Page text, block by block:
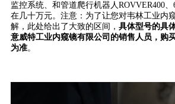
监控系统、和管道爬行机器人ROVVER400
在几十万元。注意：为了让您对韦林工业内
解，此处给出了大致的区间， 具体型号的具
意威特工业内窥镜有限公司的销售人员，购
为准。